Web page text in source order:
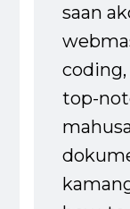
saan
top-